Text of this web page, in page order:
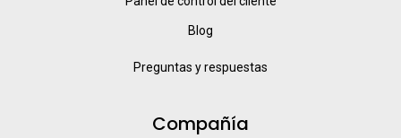
Blog
Preguntas y respuestas
Compañía